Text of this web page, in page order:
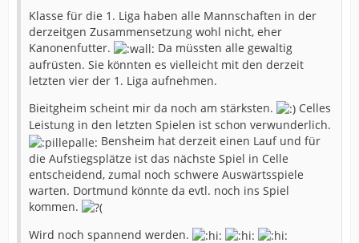
Klasse für die 1. Liga haben alle Mannschaften in der
derzeitgen Zusammensetzung wohl nicht, eher
Kanonenfutter.
Da müssten alle gewaltig
aufrüsten. Sie könnten es vielleicht mit den derzeit
letzten vier der 1. Liga aufnehmen.
Bieitgheim scheint mir da noch am stärksten.
Celles
Leistung in den letzten Spielen ist schon verwunderlich.
Bensheim hat derzeit einen Lauf und für
die Aufstiegsplätze ist das nächste Spiel in Celle
entscheidend, zumal noch schwere Auswärtsspiele
warten. Dortmund könnte da evtl. noch ins Spiel
kommen.
Wird noch spannend werden.